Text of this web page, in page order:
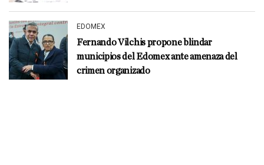
EDOMEX
Fernando Vilchis propone blindar
municipios del Edomex ante amenaza del
crimen organizado